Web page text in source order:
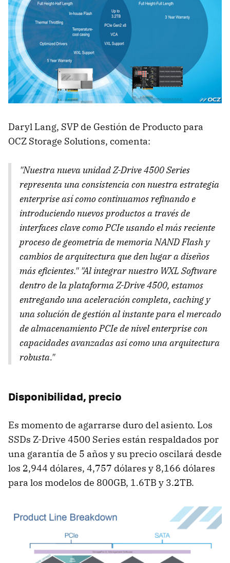
Daryl Lang, SVP de Gestión de Producto para
OCZ Storage Solutions, comenta:
"Nuestra nueva unidad Z-Drive 4500 Series
representa una consistencia con nuestra estrategia
enterprise así como continuamos refinando e
introduciendo nuevos productos a través de
interfaces clave como PCIe usando el más reciente
proceso de geometría de memoria NAND Flash y
cambios de arquitectura que den lugar a diseños
más eficientes." "Al integrar nuestro WXL Software
dentro de la plataforma Z-Drive 4500, estamos
entregando una aceleración completa, caching y
una solución de gestión al instante para el mercado
de almacenamiento PCIe de nivel enterprise con
capacidades avanzadas así como una arquitectura
robusta."
Disponibilidad, precio
Es momento de agarrarse duro del asiento. Los
SSDs Z-Drive 4500 Series están respaldados por
una garantía de 5 años y su precio oscilará desde
los 2,944 dólares, 4,757 dólares y 8,166 dólares
para los modelos de 800GB, 1.6TB y 3.2TB.